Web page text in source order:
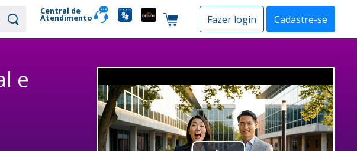
Central de
Atendimento Carrinho de compras
Fazer login Cadastre-se
e